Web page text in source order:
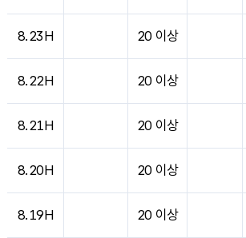
8.23H 20 이상
8.22H 20 이상
8.21H 20 이상
8.20H 20 이상
8.19H 20 이상